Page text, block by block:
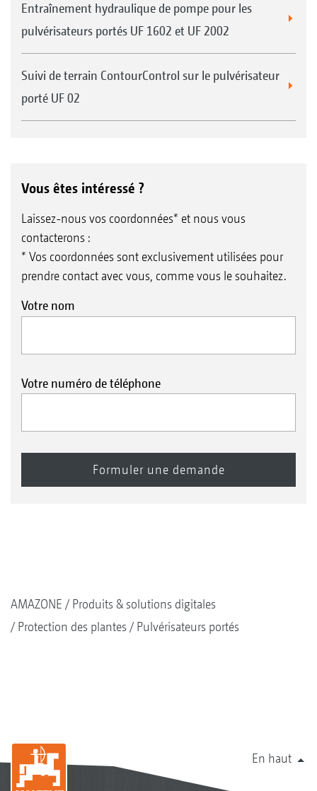
Entraînement hydraulique de pompe pour les
pulvérisateurs portés UF 1602 et UF 2002
Suivi de terrain ContourControl sur le pulvérisateur
porté UF 02
Vous êtes intéressé ?
Laissez-nous vos coordonnées* et nous vous
contacterons :
* Vos coordonnées sont exclusivement utilisées pour
prendre contact avec vous, comme vous le souhaitez.
Votre nom
Votre numéro de téléphone
AMAZONE
Produits & solutions digitales
Protection des plantes
Pulvérisateurs portés
En haut